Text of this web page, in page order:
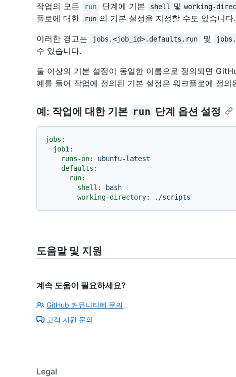
작업의 모든
run 단계에 기본 shell 및 working-
플로에 대한
run 의 기본 설정을 지정할 수도 있습니다
이러한 경고는
jobs.<job_id>.defaults.run 및
수 있습니다.
둘 이상의 기본 설정이 동일한 이름으로 정의되면
예를 들어 작업에 정의된 기본 설정은 워크플로에 정
예: 작업에 대한 기본 run 단계 옵션 설정
jobs:
job1:
runs-on:
ubuntu-latest
defaults:
run:
shell:
bash
working-directory:
./scripts
도움말 및 지원
계속 도움이 필요하세요?
GitHub 커뮤니티에 문의
고객 지원 문의
Legal